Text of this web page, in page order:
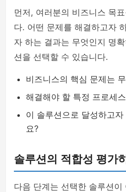
먼저, 여러분의 비즈니스 목
다. 어떤 문제를 해결하고자
자 하는 결과는 무엇인지 명
션을 선택할 수 있습니다.
비즈니스의 핵심 문제는
해결해야 할 특정 프로세
이 솔루션으로 달성하고
요?
솔루션의 적합성 평가
다음 단계는 선택한 솔루션